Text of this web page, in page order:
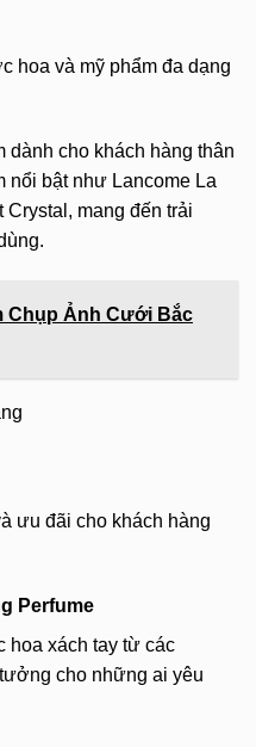
hoa và mỹ phẩm đa dạng
dành cho khách hàng thân
nổi bật như Lancome La
mang đến trải
Chụp Ảnh Cưới Bắc
ưu đãi cho khách hàng
Perfume
hoa xách tay từ các
cho những ai yêu